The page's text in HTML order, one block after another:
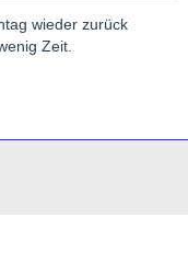
wieder zurück
Zeit.